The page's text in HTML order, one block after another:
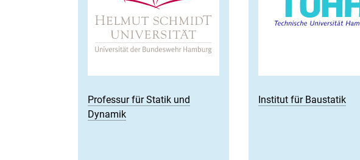
Professur für Statik und
Dynamik
Institut für Baustatik